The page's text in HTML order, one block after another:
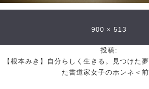
900 × 513
投稿:
【根本みき】自分らしく生きる。見つけた
た書道家女子のホンネ＜前